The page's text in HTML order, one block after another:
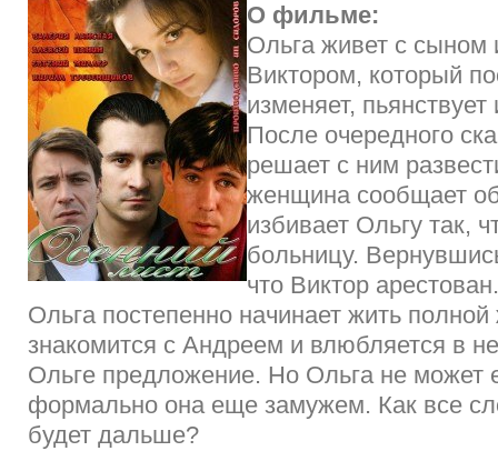
О фильме:
Ольга живет с
Виктором, который
изменяет,
После очередного
решает с ним
женщина сообщает
избивает Ольгу так,
больницу.
что Виктор
Ольга постепенно начинает жить
знакомится с Андреем и влюбляется в
Ольге предложение. Но Ольга не может
формально она еще замужем. Как все
будет дальше?